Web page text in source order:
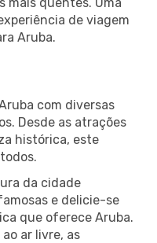
de viagem
Aruba.
com diversas
Desde as atrações
histórica, este
da cidade
e delicie-se
que oferece Aruba.
ar livre, as